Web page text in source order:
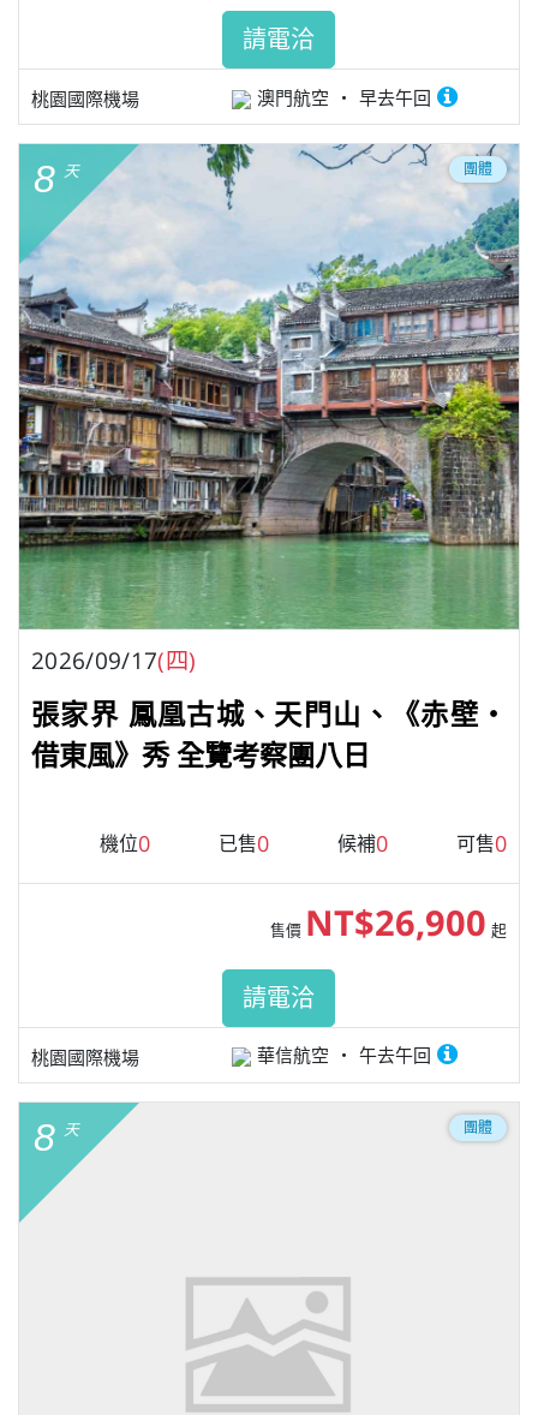
桃園國際機場 澳門航空 早去午回
請電洽
8 天 團體
2026/09/17(四)
張家界 鳳凰古城、天門山、《赤壁・
借東風》秀 全覽考察團八日
機位0 已售0 候補0 可售0
桃園國際機場 華信航空 午去午回
售價 NT$26,900 起
請電洽
8 天 團體